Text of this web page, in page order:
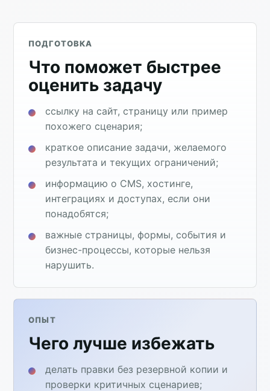
ПОДГОТОВКА
Что поможет быстрее
оценить задачу
ссылку на сайт, страницу или пример
похожего сценария;
краткое описание задачи, желаемого
результата и текущих ограничений;
информацию о CMS, хостинге,
интеграциях и доступах, если они
понадобятся;
важные страницы, формы, события и
бизнес-процессы, которые нельзя
нарушить.
ОПЫТ
Чего лучше избежать
делать правки без резервной копии и
проверки критичных сценариев;